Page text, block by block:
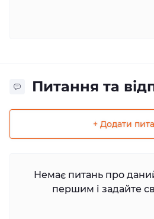
Питання та
+ Додати
Немає питань про
першим і задайте